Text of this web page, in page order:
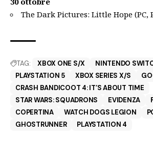
The Dark Pictures: Little Hope (PC,
TAG: XBOX ONE S/X
NINTENDO
PLAYSTATION 5
XBOX SERIES X/S
CRASH BANDICOOT 4: IT’S ABOUT TIME
STAR WARS: SQUADRONS
EVIDENZA
COPERTINA
WATCH DOGS LEGION
GHOSTRUNNER
PLAYSTATION 4